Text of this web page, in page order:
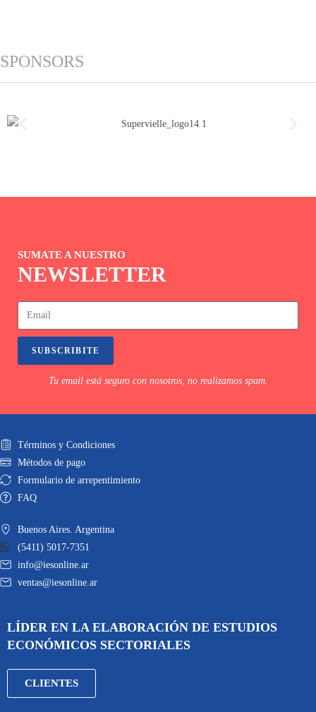
SPONSORS
SUMATE A NUESTRO
NEWSLETTER
SUBSCRIBITE
Tu email está seguro con nosotros, no realizamos spam.
Términos y Condiciones
Métodos de pago
Formulario de arrepentimiento
FAQ
Buenos Aires. Argentina
(5411) 5017-7351
info@iesonline.ar
ventas@iesonline.ar
LÍDER EN LA ELABORACIÓN DE ESTUDIOS
ECONÓMICOS SECTORIALES
CLIENTES